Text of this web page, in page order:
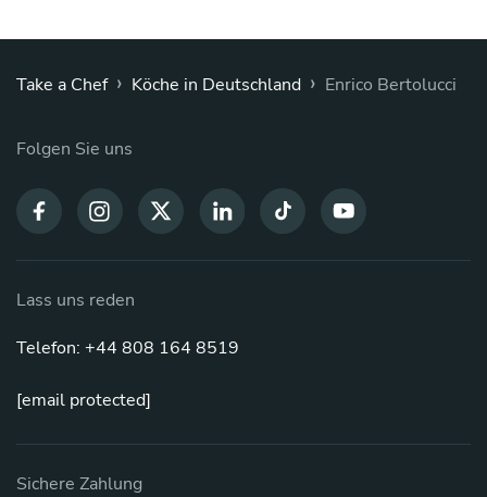
Take a Chef › Köche in Deutschland › Enrico Bertolucci
Folgen Sie uns
Lass uns reden
Telefon: +44 808 164 8519
[email protected]
Sichere Zahlung